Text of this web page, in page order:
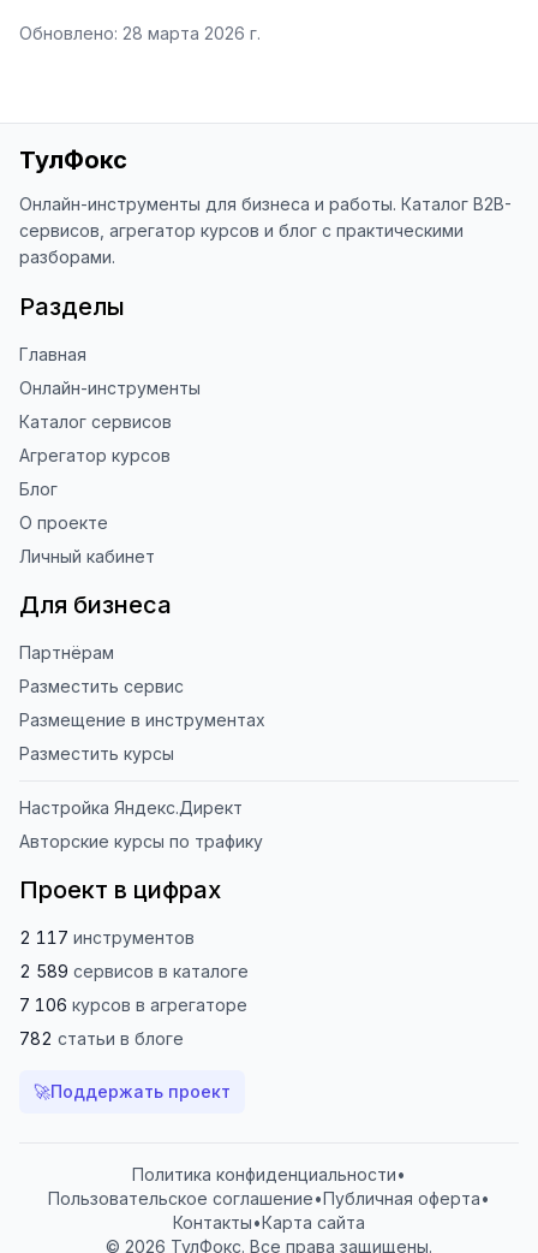
Обновлено: 28 марта 2026 г.
ТулФокс
Онлайн-инструменты для бизнеса и работы. Каталог B2B-
сервисов, агрегатор курсов и блог с практическими
разборами.
Разделы
Главная
Онлайн-инструменты
Каталог сервисов
Агрегатор курсов
Блог
О проекте
Личный кабинет
Для бизнеса
Партнёрам
Разместить сервис
Размещение в инструментах
Разместить курсы
Настройка Яндекс.Директ
Авторские курсы по трафику
Проект в цифрах
2 117 инструментов
2 589 сервисов в каталоге
7 106 курсов в агрегаторе
782 статьи в блоге
🚀Поддержать проект
Политика конфиденциальности•
Пользовательское соглашение•Публичная оферта•
Контакты•Карта сайта
© 2026 ТулФокс. Все права защищены.